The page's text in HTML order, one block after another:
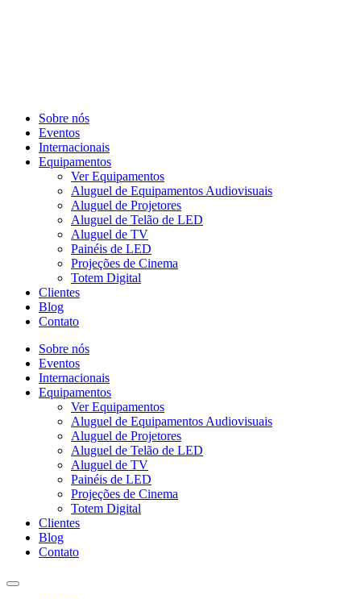
Sobre nós
Eventos
Internacionais
Equipamentos
Ver Equipamentos
Aluguel de Equipamentos Audiovisuais
Aluguel de Projetores
Aluguel de Telão de LED
Aluguel de TV
Painéis de LED
Projeções de Cinema
Totem Digital
Clientes
Blog
Contato
Sobre nós
Eventos
Internacionais
Equipamentos
Ver Equipamentos
Aluguel de Equipamentos Audiovisuais
Aluguel de Projetores
Aluguel de Telão de LED
Aluguel de TV
Painéis de LED
Projeções de Cinema
Totem Digital
Clientes
Blog
Contato